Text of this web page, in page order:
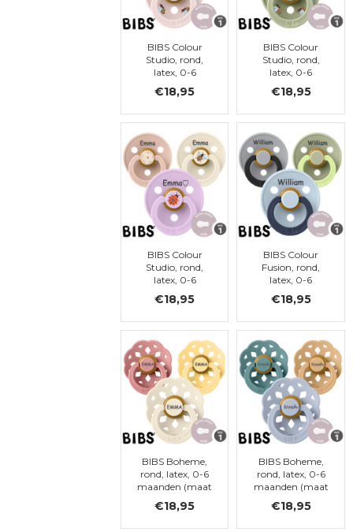
BIBS Colour
Studio, rond,
latex, 0-6
1)
€18,95
BIBS Colour
Studio, rond,
latex, 0-6
1)
€18,95
BIBS Colour
Studio, rond,
latex, 0-6
1)
€18,95
BIBS Colour
Fusion, rond,
latex, 0-6
1)
€18,95
BIBS Boheme,
rond, latex, 0-6
maanden (maat
1)
€18,95
BIBS Boheme,
rond, latex, 0-6
maanden (maat
1)
€18,95